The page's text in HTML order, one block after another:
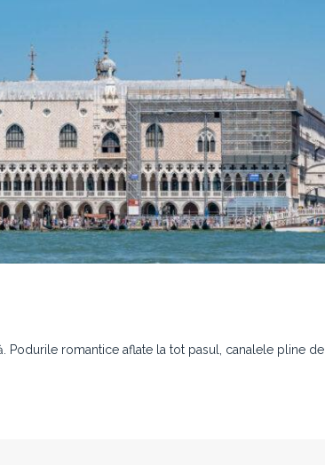
Podurile romantice aflate la tot pasul, canalele pline de